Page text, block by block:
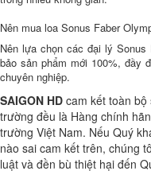
Nên mua loa Sonus Faber
Nên lựa chọn các đại lý
bảo sản phẩm mới 100%, đầy
chuyên nghiệp.
SAIGON HD cam kết toàn
trường đều là Hàng chính
trường Việt Nam. Nếu Quý
nào sai cam kết trên, chúng
luật và đền bù thiệt hại đến